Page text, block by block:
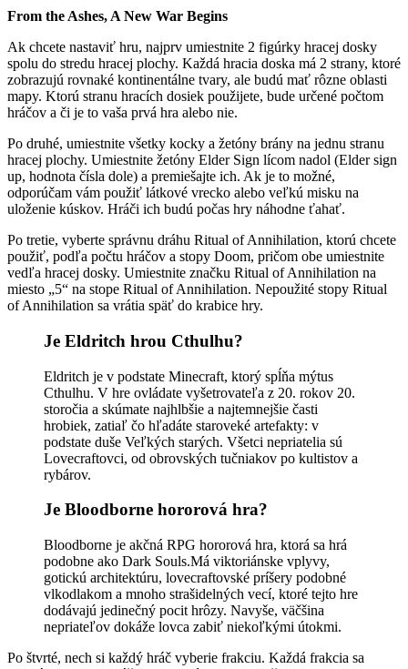
From the Ashes, A New War Begins
Ak chcete nastaviť hru, najprv umiestnite 2 figúrky hracej dosky
spolu do stredu hracej plochy. Každá hracia doska má 2 strany, ktoré
zobrazujú rovnaké kontinentálne tvary, ale budú mať rôzne oblasti
mapy. Ktorú stranu hracích dosiek použijete, bude určené počtom
hráčov a či je to vaša prvá hra alebo nie.
Po druhé, umiestnite všetky kocky a žetóny brány na jednu stranu
hracej plochy. Umiestnite žetóny Elder Sign lícom nadol (Elder sign
up, hodnota čísla dole) a premiešajte ich. Ak je to možné,
odporúčam vám použiť látkové vrecko alebo veľkú misku na
uloženie kúskov. Hráči ich budú počas hry náhodne ťahať.
Po tretie, vyberte správnu dráhu Ritual of Annihilation, ktorú chcete
použiť, podľa počtu hráčov a stopy Doom, pričom obe umiestnite
vedľa hracej dosky. Umiestnite značku Ritual of Annihilation na
miesto „5“ na stope Ritual of Annihilation. Nepoužité stopy Ritual
of Annihilation sa vrátia späť do krabice hry.
Je Eldritch hrou Cthulhu?
Eldritch je v podstate Minecraft, ktorý spĺňa mýtus
Cthulhu. V hre ovládate vyšetrovateľa z 20. rokov 20.
storočia a skúmate najhlbšie a najtemnejšie časti
hrobiek, zatiaľ čo hľadáte staroveké artefakty: v
podstate duše Veľkých starých. Všetci nepriatelia sú
Lovecraftovci, od obrovských tučniakov po kultistov a
rybárov.
Je Bloodborne hororová hra?
Bloodborne je akčná RPG hororová hra, ktorá sa hrá
podobne ako Dark Souls.Má viktoriánske vplyvy,
gotickú architektúru, lovecraftovské príšery podobné
vlkodlakom a mnoho strašidelných vecí, ktoré tejto hre
dodávajú jedinečný pocit hrôzy. Navyše, väčšina
nepriateľov dokáže lovca zabiť niekoľkými útokmi.
Po štvrté, nech si každý hráč vyberie frakciu. Každá frakcia sa